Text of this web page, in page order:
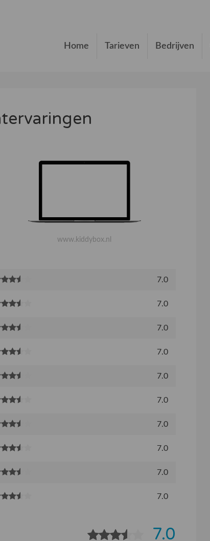
Home Tarieven Bedrijven
www.kiddybox.nl
7.0
7.0
7.0
7.0
7.0
7.0
7.0
7.0
7.0
7.0
7.0